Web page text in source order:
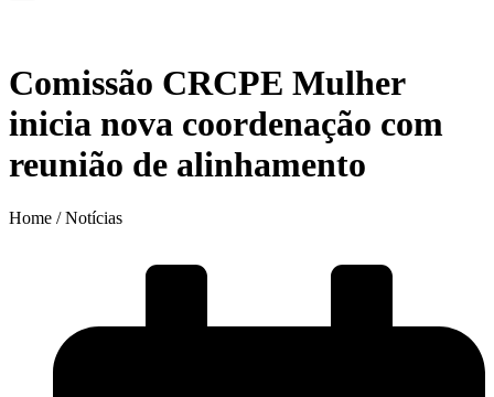
Comissão CRCPE Mulher
inicia nova coordenação com
reunião de alinhamento
Home / Notícias